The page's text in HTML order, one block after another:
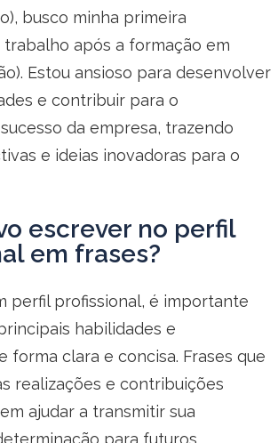
busco minha primeira
após a formação em
Estou ansioso para desenvolver
e contribuir para o
da empresa, trazendo
e ideias inovadoras para o
escrever no perfil
em frases?
perfil profissional, é importante
habilidades e
forma clara e concisa. Frases que
realizações e contribuições
ajudar a transmitir sua
para futuros